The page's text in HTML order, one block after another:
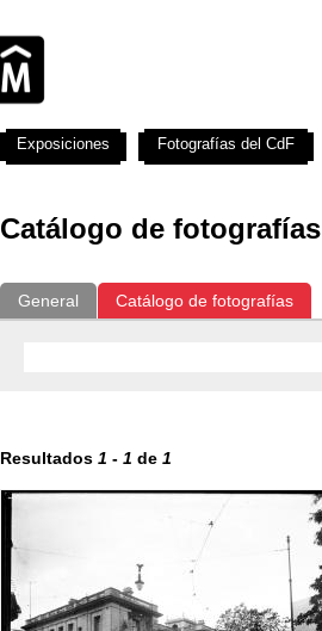
Catálogo de fotografías
General Catálogo de fotografías
Resultados 1 - 1 de 1
Exposiciones Fotografías del CdF